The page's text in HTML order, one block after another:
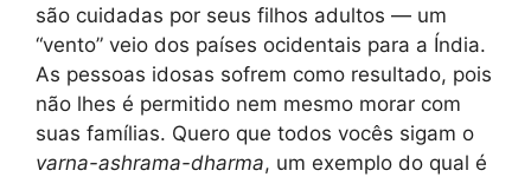
são cuidadas por seus filhos adultos — um
“vento” veio dos países ocidentais para a Índia.
As pessoas idosas sofrem como resultado, pois
não lhes é permitido nem mesmo morar com
suas famílias. Quero que todos vocês sigam o
varna-ashrama-dharma, um exemplo do qual é